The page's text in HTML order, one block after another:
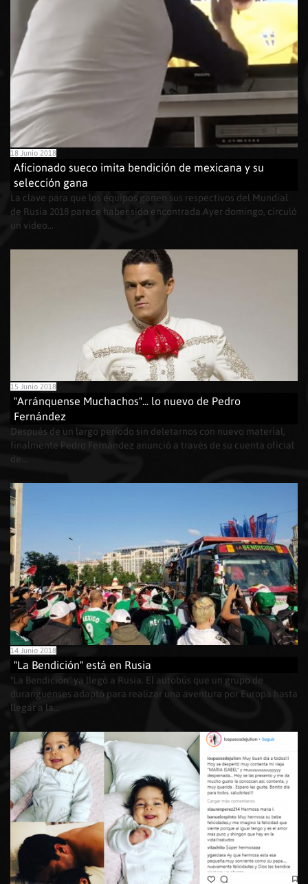
18 Junio 2018
Aficionado sueco imita bendición de mexicana y su
selección gana
La clave para que los equipos ganen sus respectivos del Mundial
de Rusia 2018 parece haber sido encontrada.Ayer domingo, circuló
un video...
15 Junio 2018
"Arránquense Muchachos"... lo nuevo de Pedro
Fernández
Después de un largo período sin deletarnos con nuevo material,
finalmente Pedro Fernández anunció a través de su cuenta oficial
de...
14 Junio 2018
"La Bendición" está en Rusia
"La Bendición" ya llegó a Rusia. El autobús que un grupo de
duranguenses adaptó para realizar una aventura por Europa hasta
llegar a la...